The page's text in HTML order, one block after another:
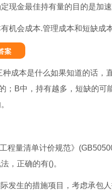
现金最佳持有量的目的是加
机会成本.管理成本和短缺成
案
成本是什么如果知道的话，
；B中，持有越多，短缺的
程量清单计价规范》
，正确的有()。
发生的措施项目，考虑承包